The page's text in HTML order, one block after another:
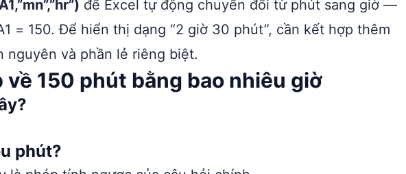
để Excel tự động chuyển đổi từ phút sang giờ —
= 150. Để hiển thị dạng “2 giờ 30 phút”, cần kết hợp thêm
nguyên và phần lẻ riêng biệt.
150 phút bằng bao nhiêu giờ
phút?